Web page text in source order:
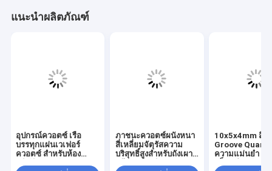
แนะนำผลิตภัณฑ์
อุปกรณ์ควอตซ์ เรือ
บรรทุกแผ่นเวเฟอร์
ควอตซ์ สำหรับห้อง
ภาชนะควอตซ์ผนังหนา
สี่เหลี่ยมจัตุรัสความ
บริสุทธิ์สูงสำหรับถังเผา
10x5x4mm สี่เ
Groove
ความแม่นยํา